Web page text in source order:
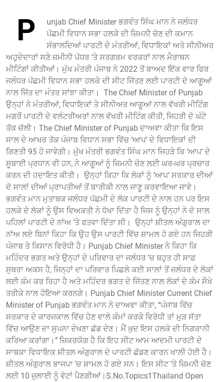
P
unjab Chief Minister ਭਗਵੰਤ ਸਿੰਘ ਮਾਨ ਨੇ ਜਲੰਧਰ
ਪੱਛਮੀ ਵਿਧਾਨ ਸਭਾ ਹਲਕੇ ਦੀ ਜ਼ਿਮਨੀ ਚੋਣ ਦੀ ਕਮਾਨ
ਸੰਭਾਲਦਿਆਂ ਪਾਰਟੀ ਦੇ ਮੰਤਰੀਆਂ, ਵਿਧਾਇਕਾਂ ਅਤੇ ਸੀਨੀਅਰ
ਅਹੁਦੇਦਾਰਾਂ ਸਣੇ ਜ਼ਮੀਨੀ ਪੱਧਰ ’ਤੇ ਸਰਗਰਮ ਵਰਕਰਾਂ ਨਾਲ ਮੈਰਾਥਨ
ਮੀਟਿੰਗਾਂ ਕੀਤੀਆਂ। ਮੁੱਖ ਮੰਤਰੀ ਪੰਜਾਬ ਨੇ 2022 ਤੋਂ ਬਾਅਦ ਇੱਕ ਵਾਰ ਫਿਰ
ਜਲੰਧਰ ਪੱਛਮੀ ਵਿਧਾਨ ਸਭਾ ਹਲਕੇ ਦੀ ਸੀਟ ਜਿੱਤਣ ਲਈ ਪਾਰਟੀ ਦੇ ਆਗੂਆਂ
ਨਾਲ ਜਿੱਤ ਦਾ ਮੰਤਰ ਸਾਂਝਾ ਕੀਤਾ। The Chief Minister of Punjab
ਉਨ੍ਹਾਂ ਨੇ ਮੰਤਰੀਆਂ, ਵਿਧਾਇਕਾਂ ਤੇ ਸੀਨੀਅਰ ਆਗੂਆਂ ਨਾਲ ਵੱਖਰੀ ਮੀਟਿੰਗ
ਮਗਰੋਂ ਪਾਰਟੀ ਦੇ ਵਲੰਟਰੀਅਰਾਂ ਨਾਲ ਵੱਖਰੀ ਮੀਟਿੰਗ ਕੀਤੀ, ਜਿਹੜੀ ਦੋ ਘੰਟੇ
ਤੱਕ ਚੱਲੀ। The Chief Minister of Punjab ਦਾਅਵਾ ਕੀਤਾ ਕਿ ਇਸ
ਸਾਲ ਦੇ ਆਖਰ ਤੱਕ ਪੰਜਾਬ ਵਿਧਾਨ ਸਭਾ ਵਿੱਚ ‘ਆਪ’ ਦੇ ਵਿਧਾਇਕਾਂ ਦੀ
ਗਿਣਤੀ 95 ਹੋ ਜਾਵੇਗੀ। ਮੁੱਖ ਮੰਤਰੀ ਭਗਵੰਤ ਸਿੰਘ ਮਾਨ ਜਿਹੜੇ ਕਿ ‘ਆਪ’ ਦੇ
ਸੂਬਾਈ ਪ੍ਰਧਾਨ ਵੀ ਹਨ, ਨੇ ਆਗੂਆਂ ਨੂੰ ਜ਼ਿਮਨੀ ਚੋਣ ਲਈ ਘਰ-ਘਰ ਪ੍ਰਚਾਰ
ਕਰਨ ਦੀ ਹਦਾਇਤ ਕੀਤੀ। ਉਨ੍ਹਾਂ ਕਿਹਾ ਕਿ ਲੋਕਾਂ ਨੂੰ ‘ਆਪ’ ਸਰਕਾਰ ਦੀਆਂ
ਦੋ ਸਾਲਾਂ ਦੀਆਂ ਪ੍ਰਾਪਤੀਆਂ ਤੋਂ ਬਾਰੀਕੀ ਨਾਲ ਜਾਣੂ ਕਰਵਾਇਆ ਜਾਵੇ।
ਭਗਵੰਤ ਮਾਨ ਮੁਤਾਬਕ ਜਲੰਧਰ ਪੱਛਮੀ ਦੇ ਲੋਕ ਪਾਰਟੀ ਦੇ ਨਾਲ ਹਨ ਪਰ ਇਸ
ਹਲਕੇ ਦੇ ਲੋਕਾਂ ਨੂੰ ਉਸ ਵਿਅਕਤੀ ਨੇ ਧੋਖਾ ਦਿੱਤਾ ਹੈ ਜਿਸ ਨੂੰ ਉਨ੍ਹਾਂ ਨੇ ਦੋ ਸਾਲ
ਪਹਿਲਾਂ ਪਾਰਟੀ ਦੇ ਨਾਂਅ ’ਤੇ ਫਤਵਾ ਦਿੱਤਾ ਸੀ। ਉਨ੍ਹਾਂ ਸ਼ੀਤਲ ਅੰਗੁਰਾਲ ਦਾ
ਨਾਂਅ ਲਏ ਬਿਨਾਂ ਕਿਹਾ ਕਿ ਉਹ ਉਸ ਪਾਰਟੀ ਵਿੱਚ ਸ਼ਾਮਲ ਹੋ ਗਏ ਹਨ ਜਿਹੜੀ
ਪੰਜਾਬ ਤੇ ਕਿਸਾਨ ਵਿਰੋਧੀ ਹੈ। Punjab Chief Minister ਨੇ ਕਿਹਾ ਕਿ
ਮਹਿੰਦਰ ਭਗਤ ਅਤੇ ਉਨ੍ਹਾਂ ਦੇ ਪਰਿਵਾਰ ਦਾ ਜਲੰਧਰ ’ਚ ਬਹੁਤ ਹੀ ਸਾਫ਼
ਸੁਥਰਾ ਅਕਸ ਹੈ, ਜਿਨ੍ਹਾਂ ਦਾ ਪਰਿਵਾਰ ਪਿਛਲੇ ਕਈ ਸਾਲਾਂ ਤੋਂ ਜਲੰਧਰ ਦੇ ਲੋਕਾਂ
ਲਈ ਕੰਮ ਕਰ ਰਿਹਾ ਹੈ ਅਤੇ ਮਹਿੰਦਰ ਭਗਤ ਦੇ ਜਿੱਤਣ ਨਾਲ ਲੋਕਾਂ ਦੇ ਕੰਮ ਸੌਖੇ
ਤਰੀਕੇ ਨਾਲ ਹੋਇਆ ਕਰਨਗੇ। Punjab Chief Minister Current Chief
Minister of Punjab ਭਗਵੰਤ ਮਾਨ ਨੇ ਦਾਅਵਾ ਕੀਤਾ, ‘‘ਪੰਜਾਬ ਵਿੱਚ
ਸਰਕਾਰ ਦੇ ਕਾਰਜਕਾਲ ਵਿੱਚ ਹੋਣ ਵਾਲੇ ਕੰਮਾਂ ਕਰਕੇ ਵਿਰੋਧੀ ਤਾਂ ਮੁੜ ਸੱਤਾ
ਵਿੱਚ ਆਉਣ ਦਾ ਸੁਪਨਾ ਦੇਖਣਾ ਛੱਡ ਦੇਣ। ਮੈਂ ਖ਼ੁਦ ਇਸ ਹਲਕੇ ਦੀ ਨਿਗਰਾਨੀ
ਕਰਿਆ ਕਰਾਂਗਾ।’’ ਜ਼ਿਕਰਯੋਗ ਹੈ ਕਿ ਇਹ ਸੀਟ ਆਮ ਆਦਮੀ ਪਾਰਟੀ ਦੇ
ਸਾਬਕਾ ਵਿਧਾਇਕ ਸ਼ੀਤਲ ਅੰਗੁਰਾਲ ਦੇ ਪਾਰਟੀ ਛੱਡਣ ਕਾਰਨ ਖਾਲੀ ਹੋਈ ਹੈ।
ਸ਼ੀਤਲ ਅੰਗੁਰਾਲ ਭਾਜਪਾ ’ਚ ਸ਼ਾਮਲ ਹੋ ਗਏ ਸਨ। ਇਸ ਸੀਟ ’ਤੇ ਜ਼ਿਮਨੀ ਚੋਣ
ਲਈ 10 ਜੁਲਾਈ ਨੂੰ ਵੋਟਾਂ ਪੈਣਗੀਆਂ।S.No.Topics1Thailand Open